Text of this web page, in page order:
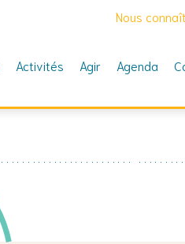
Nous
Activités Agir Agenda